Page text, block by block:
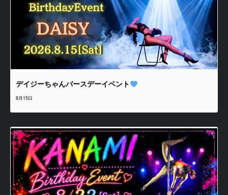
デイジーちゃんバースデーイベント
8月15日